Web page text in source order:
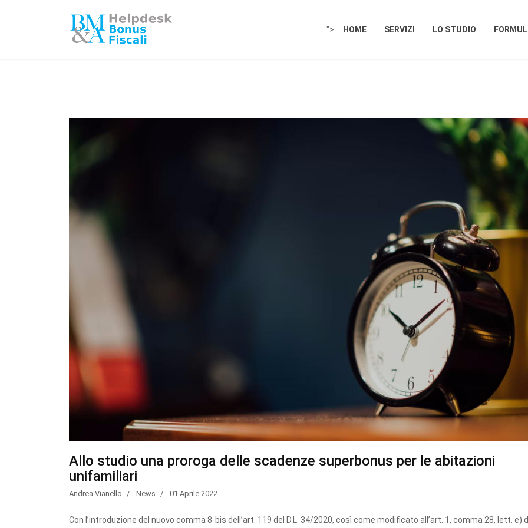
"> HOME SERVIZI LO STUDIO
Allo studio una proroga delle scadenze superbonus per le abitazioni
unifamiliari
Andrea Vianello News 01 Aprile 2022
Con l’introduzione del nuovo comma 8-bis dell’art. 119 del D.L. 34/2020, così come modificato all’art. 1, comma 28, lett. e)